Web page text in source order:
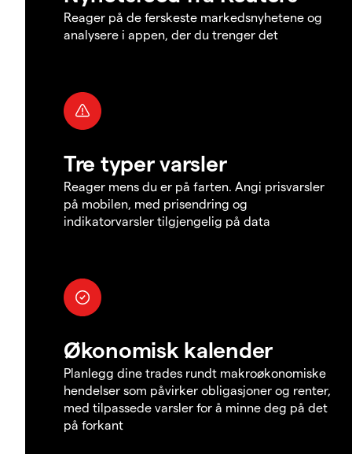
Reager på de ferskeste markedsnyhetene og
analysere i appen, der du trenger det
Tre typer varsler
Reager mens du er på farten. Angi prisvarsler
på mobilen, med prisendring og
indikatorvarsler tilgjengelig på data
Økonomisk kalender
Planlegg dine trades rundt makroøkonomiske
hendelser som påvirker obligasjoner og renter,
med tilpassede varsler for å minne deg på det
på forkant